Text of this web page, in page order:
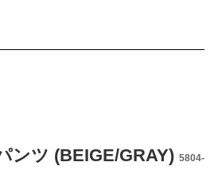
ツ (BEIGE/GRAY) 5804-